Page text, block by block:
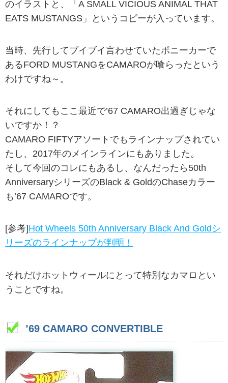
のイラストと、「A SMALL VICIOUS ANIMAL THAT
EATS MUSTANGS」というコピーが入っています。
当時、先行してブイブイ言わせていたポニーカーで
あるFORD MUSTANGをCAMAROが喰らったという
わけですね～。
それにしてもここ最近で’67 CAMARO出過ぎじゃな
いですか！？
CAMARO FIFTYアソートでもラインナップされてい
たし、2017年のメインラインにもありました。
そして今回のコレにもあるし、なんだったら50th
AnniversaryシリーズのBlack & GoldのChaseカラー
も’67 CAMAROです。
[参考]Hot Wheels 50th Anniversary Black And Goldシ
リーズのラインナップが判明！
それだけホットウィールにとって特別なカマロとい
うことですね。
’69 CAMARO CONVERTIBLE